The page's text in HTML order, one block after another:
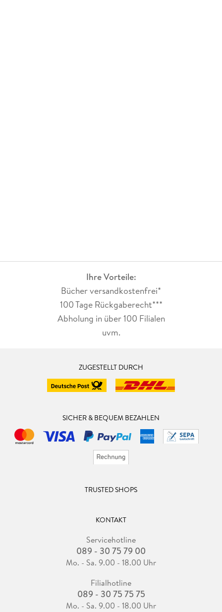
Ihre Vorteile:
Bücher versandkostenfrei*
100 Tage Rückgaberecht***
Abholung in über 100 Filialen
uvm.
ZUGESTELLT DURCH
SICHER & BEQUEM BEZAHLEN
TRUSTED SHOPS
KONTAKT
Servicehotline
089 - 30 75 79 00
Mo. - Sa. 9.00 - 18.00 Uhr
Filialhotline
089 - 30 75 75 75
Mo. - Sa. 9.00 - 18.00 Uhr